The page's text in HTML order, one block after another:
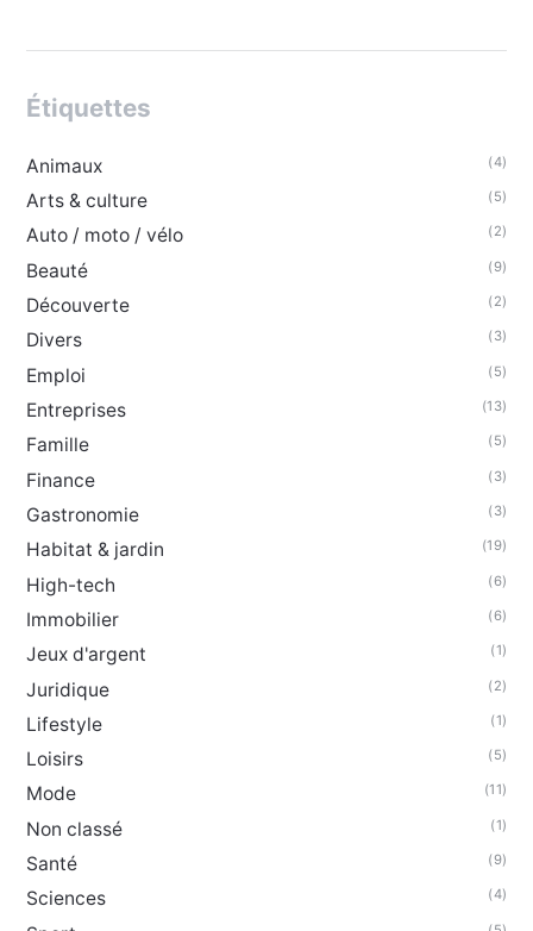
Étiquettes
Animaux (4)
Arts & culture (5)
Auto / moto / vélo (2)
Beauté (9)
Découverte (2)
Divers (3)
Emploi (5)
Entreprises (13)
Famille (5)
Finance (3)
Gastronomie (3)
Habitat & jardin (19)
High-tech (6)
Immobilier (6)
Jeux d'argent (1)
Juridique (2)
Lifestyle (1)
Loisirs (5)
Mode (11)
Non classé (1)
Santé (9)
Sciences (4)